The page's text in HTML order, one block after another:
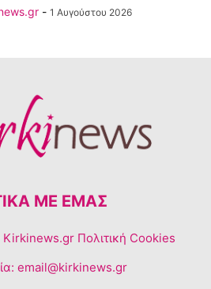
- 1 Αυγούστου 2026
ΜΕ ΕΜΆΣ
Kirkinews.gr Πολιτική Cookies
email@kirkinews.gr